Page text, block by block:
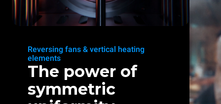
Reversing fans & vertical heating
elements
The power of
symmetric